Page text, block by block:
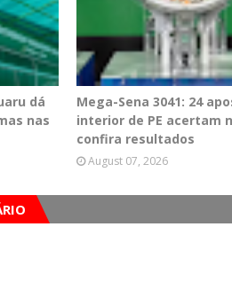
dá
nas
Mega-Sena 3041: 24
interior de PE acertam
confira resultados
August 07, 2026